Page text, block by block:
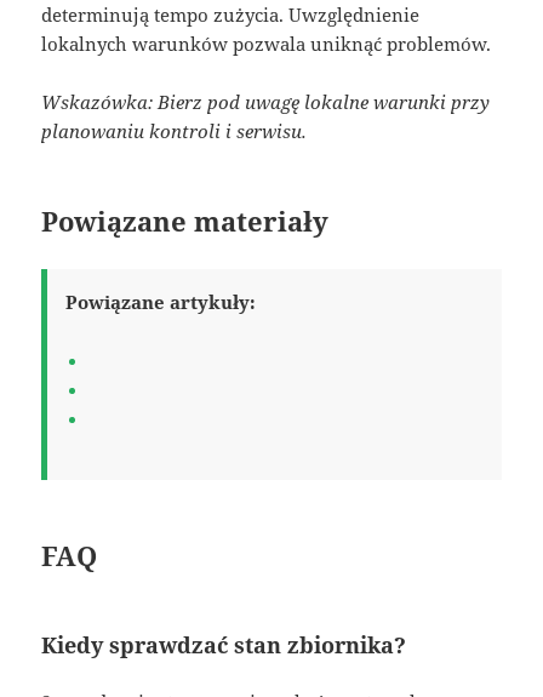
determinują tempo zużycia. Uwzględnienie
lokalnych warunków pozwala uniknąć problemów.
Wskazówka: Bierz pod uwagę lokalne warunki przy
planowaniu kontroli i serwisu.
Powiązane materiały
Powiązane artykuły:
FAQ
Kiedy sprawdzać stan zbiornika?